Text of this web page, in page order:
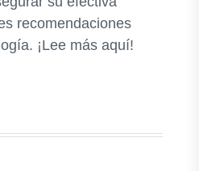
recomendaciones
¡Lee más aquí!